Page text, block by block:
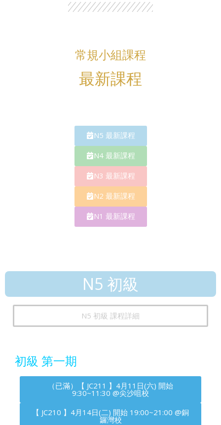
常規小組課程​
最新課程​
N5 最新課程​​
N4 最新課程​​
N3 最新課程​​
N2 最新課程​​
N1 最新課程​​
N5 初級
N5 初級 課程詳細
初級 第一期
（已滿）【 JC211 】4月11日(六) 開始
9:30~11:30 @尖沙咀校
【 JC210 】4月14日(二) 開始 19:00~21:00 @銅
鑼灣校